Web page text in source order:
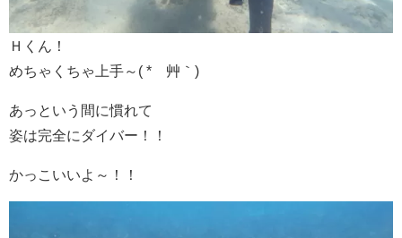
Ｈくん！
めちゃくちゃ上手～( *´艸｀)
あっという間に慣れて
姿は完全にダイバー！！
かっこいいよ～！！